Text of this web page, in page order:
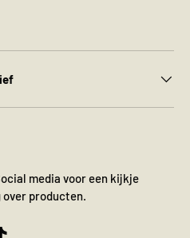
media voor een kijkje
producten.